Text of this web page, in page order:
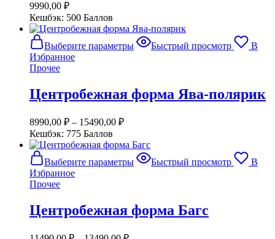
9990,00 ₽
Кешбэк: 500 Баллов
Выберите параметры
Этот
товар
Опции
можно
товара.
Быстрый просмотр
В
Избранное
Прочее
Центробежная форма Ява-полярик
8990,00 ₽ – 15490,00 ₽
Кешбэк: 775 Баллов
Выберите параметры
Этот
товар
Опции
можно
Быстрый просмотр
В
Избранное
Прочее
Центробежная форма Багс